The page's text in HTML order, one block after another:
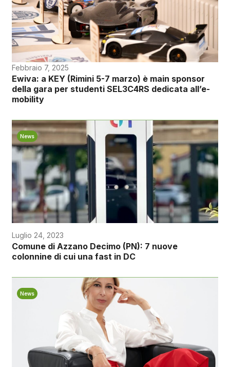
Febbraio 7, 2025
Ewiva: a KEY (Rimini 5-7 marzo) è main sponsor
della gara per studenti SEL3C4RS dedicata all’e-
mobility
News
Luglio 24, 2023
Comune di Azzano Decimo (PN): 7 nuove
colonnine di cui una fast in DC
News